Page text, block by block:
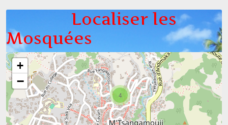
Localiser les
Mosquées
4
+
−